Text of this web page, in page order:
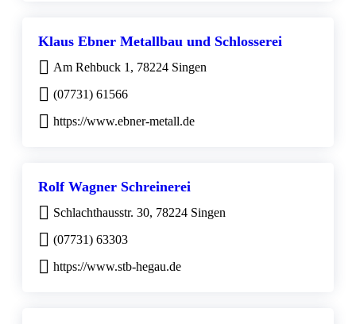
Klaus Ebner Metallbau und Schlosserei
Am Rehbuck 1, 78224 Singen
(07731) 61566
https://www.ebner-metall.de
Rolf Wagner Schreinerei
Schlachthausstr. 30, 78224 Singen
(07731) 63303
https://www.stb-hegau.de